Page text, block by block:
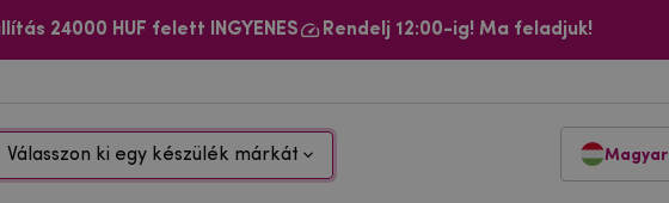
24000 HUF felett INGYENES Rendelj 12:00-ig! Ma feladjuk!
Válasszon ki egy készülék márkát Magyar